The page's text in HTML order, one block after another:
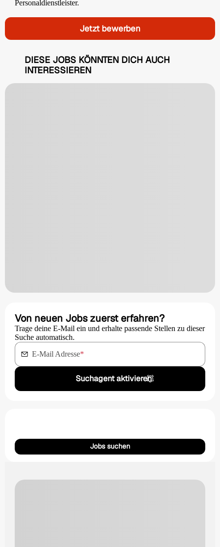
Personaldienstleister.
Jetzt bewerben
DIESE JOBS KÖNNTEN DICH AUCH
INTERESSIEREN
Von neuen Jobs zuerst erfahren?
Trage deine E-Mail ein und erhalte passende Stellen zu dieser
Suche automatisch.
E-Mail Adresse*
Suchagent aktivieren
Jobs suchen